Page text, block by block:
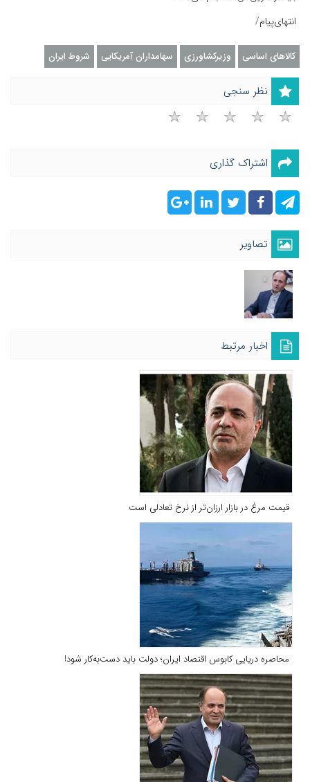
انتهای‌پیام/
کالاهای اساسی وزیرکشاورزی سهامداران آمریکایی شروط ایران
نظر سنجی
اشتراک گذاری
تصاویر
اخبار مرتبط
قیمت مرغ در بازار ارزان‌تر از نرخ تعادلی است
محاصره دریایی کابوس اقتصاد ایران؛ دولت باید دست‌به‌کار شود!